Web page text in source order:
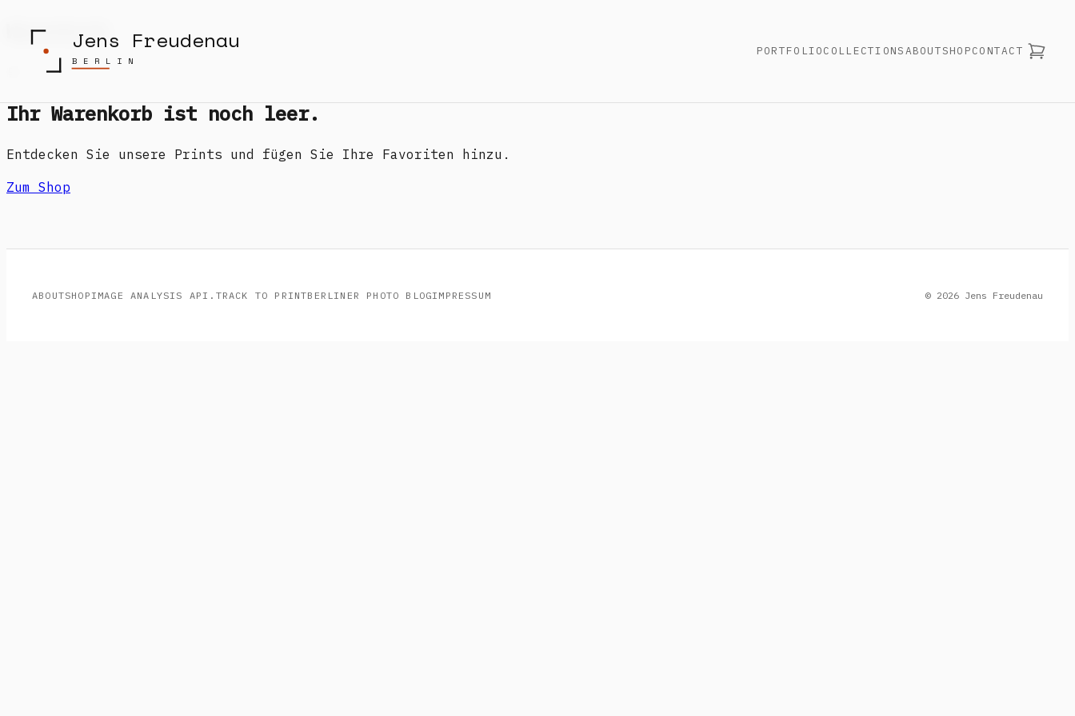
Jens Freudenau
BERLIN
PORTFOLIOCOLLECTIONSABOUTSHOPCONTACT
Warenkorb
Ihr Warenkorb ist noch leer.
Entdecken Sie unsere Prints und fügen Sie Ihre Favoriten hinzu.
Zum Shop
ABOUTSHOP IMAGE ANALYSIS API. TRACK TO PRINTBERLINER PHOTO BLOGIMPRESSUM © 2026 Jens Freudenau